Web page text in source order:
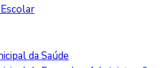
da Saúde